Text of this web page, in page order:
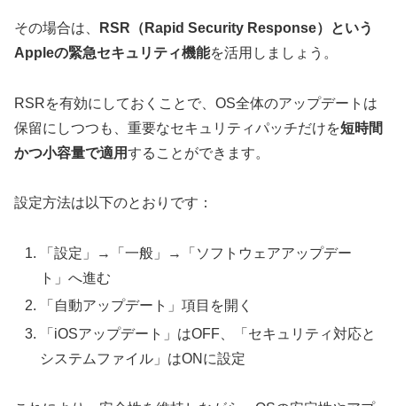
その場合は、
RSR（Rapid Security Response）という
Appleの緊急セキュリティ機能を活用しましょう。
RSRを有効にしておくことで、OS全体のアップデートは
保留にしつつも、重要なセキュリティパッチだけを短時間
かつ小容量で適用することができます。
設定方法は以下のとおりです：
「設定」→「一般」→「ソフトウェアアップデー
ト」へ進む
「自動アップデート」項目を開く
「iOSアップデート」はOFF、「セキュリティ対応と
システムファイル」はONに設定